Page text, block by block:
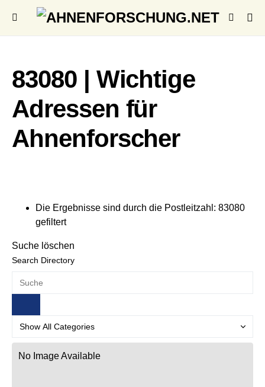
83080 | Wichtige
Adressen für
Ahnenforscher
Die Ergebnisse sind durch die Postleitzahl: 83080
gefiltert
Suche löschen
Search Directory
No Image Available